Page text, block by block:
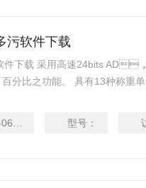
污软件下载
下载 采用高速24bits AD，内
百分比之功能。 具有13种称重
14 型号：